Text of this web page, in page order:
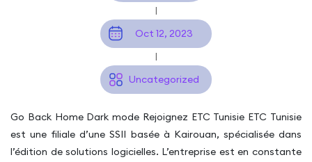
|
Oct 12, 2023
|
Uncategorized
Go Back Home Dark mode Rejoignez ETC Tunisie ETC Tunisie
est une filiale d’une SSII basée à Kairouan, spécialisée dans
l’édition de solutions logicielles. L’entreprise est en constante